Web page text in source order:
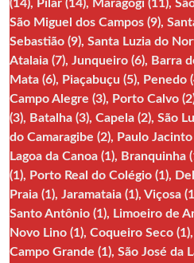
(14), Pilar (14), Maragogi (11),
São Miguel dos Campos (9),
Sebastião (9), Santa Luzia do
Atalaia (7), Junqueiro (6), Barra
Mata (6), Piaçabuçu (5), Penedo
Campo Alegre (3), Porto Calvo
(3), Batalha (3), Capela (2), São
do Camaragibe (2), Paulo
Lagoa da Canoa (1), Branquinha
(1), Porto Real do Colégio (1),
Praia (1), Jaramataia (1), Viçosa
Santo Antônio (1), Limoeiro de
Novo Lino (1), Coqueiro Seco
Campo Grande (1), São José da